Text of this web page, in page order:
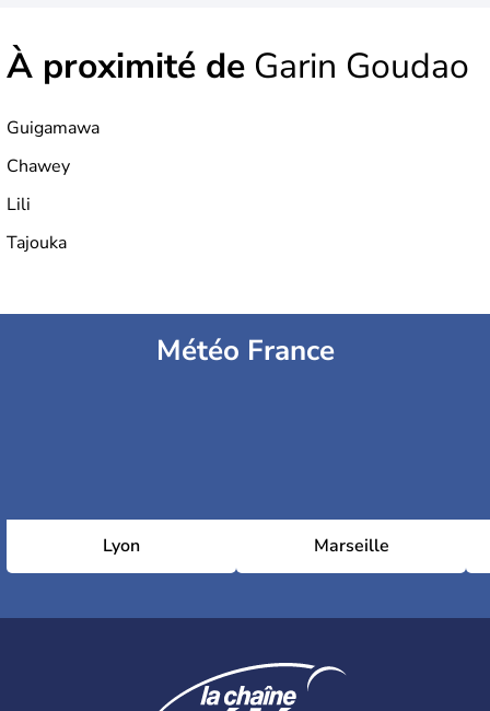
À proximité de Garin Goudao
Guigamawa
Chawey
Lili
Tajouka
Météo France
Lyon Marseille